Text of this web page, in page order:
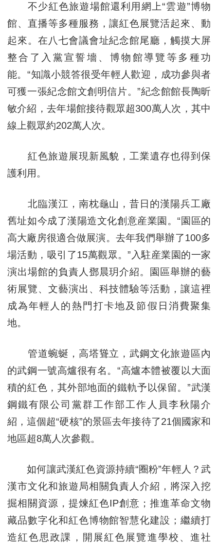
不少紅色旅遊場館還利用網上“雲遊”博物
館、直播等多種服務，讓紅色展覽活起來、動
起來。在八七會議會址紀念館尾廳，觸摸大屏
整合了入黨宣誓墻、博物館導覽等多種功
能。“知識小競答很受年輕人歡迎，成功參與者
可獲一張紀念館文創明信片。”紀念館館長陶昕
敏介紹，去年場館接待觀眾超300萬人次，其中
線上觀眾約202萬人次。
紅色旅遊展現新風貌，工業遺存也得到保
護利用。
北臨漢江，南枕龜山，昔日的漢陽兵工廠
舊址如今成了漢陽造文化創意産業園。“園區的
高大廠房很適合做展演。去年我們舉辦了100多
場活動，吸引了15萬觀眾。”入駐産業園的一家
演出場館的負責人鄧晨玥介紹。園區舉辦的藝
術展覽、文藝演出、科技體驗等活動，讓這裡
成為年輕人的熱門打卡地及節假日消費聚集
地。
管道蜿蜒，高塔聳立，武鋼文化旅遊區內
的武鋼一號高爐很有名。“高爐本體被覆以大面
積的紅色，其外部地面的鐵軌予以保留。”武漢
鋼鐵有限公司黨群工作部工作人員李秋陽介
紹，這個超“硬核”的景區去年接待了21個國家和
地區超8萬人次參觀。
如何讓武漢紅色資源持續“圈粉”年輕人？武
漢市文化和旅遊局相關負責人介紹，將深入挖
掘相關資源，提煉紅色IP創意；推進革命文物
藏品數字化和紅色博物館智慧化建設；繼續打
造紅色思政課，開展紅色展覽進學校、進社